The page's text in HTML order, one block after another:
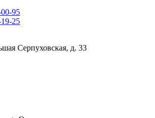
95
25
Серпуховская, д. 33